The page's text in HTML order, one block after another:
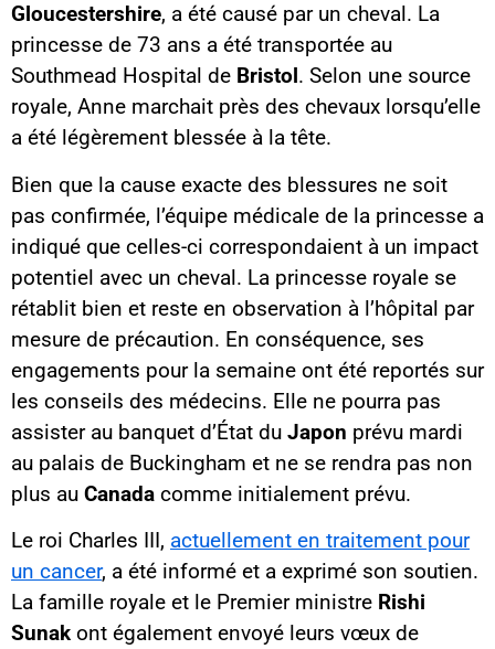
Gloucestershire, a été causé par un cheval. La
princesse de 73 ans a été transportée au
Southmead Hospital de Bristol. Selon une source
royale, Anne marchait près des chevaux lorsqu’elle
a été légèrement blessée à la tête.
Bien que la cause exacte des blessures ne soit
pas confirmée, l’équipe médicale de la princesse a
indiqué que celles-ci correspondaient à un impact
potentiel avec un cheval. La princesse royale se
rétablit bien et reste en observation à l’hôpital par
mesure de précaution. En conséquence, ses
engagements pour la semaine ont été reportés sur
les conseils des médecins. Elle ne pourra pas
assister au banquet d’État du Japon prévu mardi
au palais de Buckingham et ne se rendra pas non
plus au Canada comme initialement prévu.
Le roi Charles III, actuellement en traitement pour
un cancer, a été informé et a exprimé son soutien.
La famille royale et le Premier ministre Rishi
Sunak ont également envoyé leurs vœux de